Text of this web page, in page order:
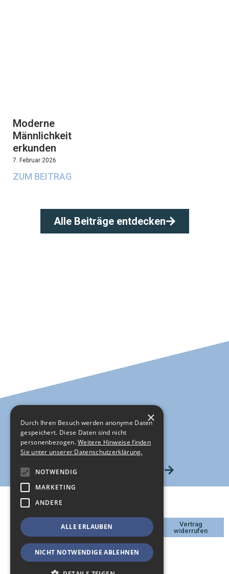
Moderne
Männlichkeit
erkunden
7. Februar 2026
ZUM BEITRAG
Alle Beiträge entdecken
HIER GEHTS ZUM SHOP
IMPRESSUM
KONTAKT AGB
WIDERRUFSBELEHRUNG
Vertrag
widerrufen
×
Durch Ihren Besuch werden anonyme Daten
gespeichert. Diese Daten sind nicht
personenbezogen.Weitere Hinweise finden
Sie unter unserer Datenschutzerklärung.
NOTWENDIG
MARKETING
ANDERE
ALLE ERLAUBEN
NICHT NOTWENDIGE ABLEHNEN